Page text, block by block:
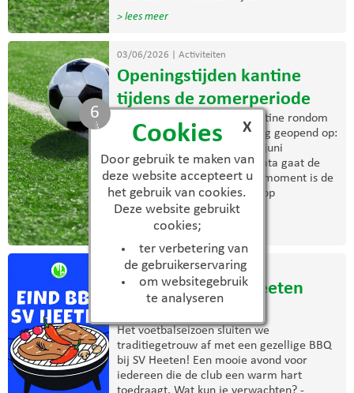
Cookies
Door gebruik te maken van
deze website accepteert u
het gebruik van cookies.
Deze website gebruikt
cookies;
ter verbetering van
de gebruikerservaring
om websitegebruik
te analyseren
X
6
> lees meer
03/06/2026 Activiteiten
Openingstijden kantine
tijdens de zomerperiode
De komende weken is de kantine rondom
trainingen en wedstrijden nog geopend op:
Woensdag 3 juni Zaterdag 6 juni
Woensdag 10 juni Na deze data gaat de
zomerregeling in. Vanaf dat moment is de
kantine uitsluitend geopend op
donderdagavond. Wij ...
> lees meer
03/06/2026| Activiteiten
Eind BBQ bij S.V. Heeten
Het voetbalseizoen sluiten we
traditiegetrouw af met een gezellige BBQ
bij SV Heeten! Een mooie avond voor
iedereen die de club een warm hart
toedraagt. Wat kun je verwachten? -